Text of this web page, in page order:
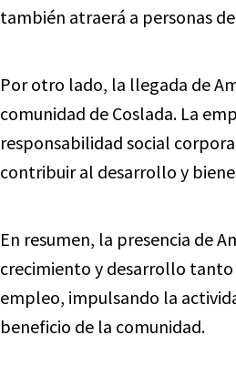
también atraerá a personas
Por otro lado, la llegada de
comunidad de Coslada. La
responsabilidad social
contribuir al desarrollo y
En resumen, la presencia de
crecimiento y desarrollo
empleo, impulsando la
beneficio de la comunidad.